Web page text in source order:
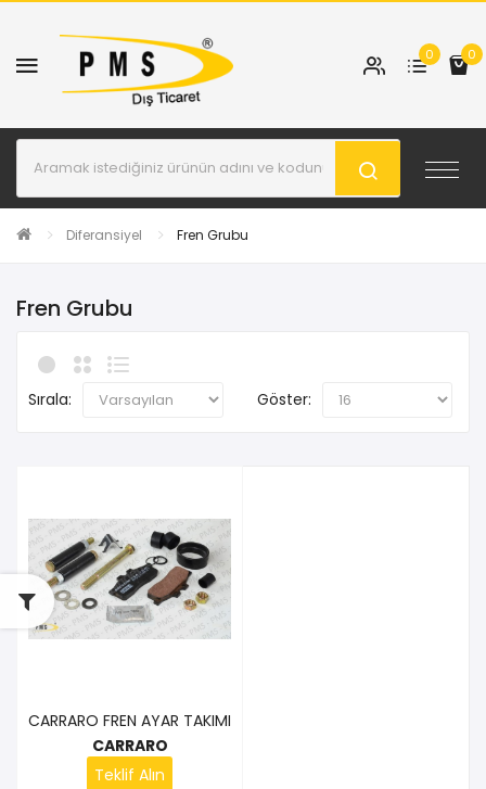
0 0
Diferansiyel Fren Grubu
Fren Grubu
Sırala: Göster:
CARRARO FREN AYAR TAKIMI
CARRARO
Teklif Alın